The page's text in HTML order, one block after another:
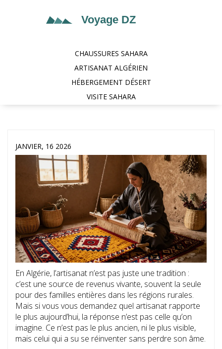
CHAUSSURES SAHARA
ARTISANAT ALGÉRIEN
HÉBERGEMENT DÉSERT
VISITE SAHARA
JANVIER, 16 2026
En Algérie, l’artisanat n’est pas juste une tradition :
c’est une source de revenus vivante, souvent la seule
pour des familles entières dans les régions rurales.
Mais si vous vous demandez quel artisanat rapporte
le plus aujourd’hui, la réponse n’est pas celle qu’on
imagine. Ce n’est pas le plus ancien, ni le plus visible,
mais celui qui a su se réinventer sans perdre son âme.